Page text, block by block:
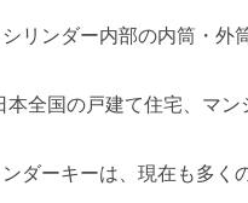
リンダー内部の内筒・外
全国の戸建て住宅、マン
ダーキーは、現在も多く